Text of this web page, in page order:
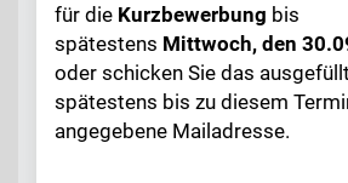
für die Kurzbewerbung bis
spätestens Mittwoch, den
oder schicken Sie das
spätestens bis zu diesem
angegebene Mailadresse.